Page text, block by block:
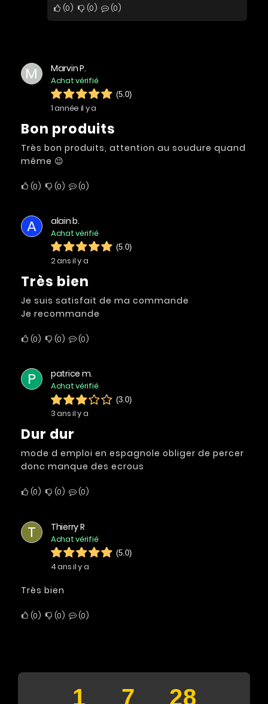
0 0 0
M Marvin P.
Achat vérifié
(5.0)
1 année il y a
Bon produits
Très bon produits, attention au soudure quand
même 😉
0 0 0
A alain b.
Achat vérifié
(5.0)
2 ans il y a
Très bien
Je suis satisfait de ma commande
Je recommande
0 0 0
P patrice m.
Achat vérifié
(3.0)
3 ans il y a
dur dur
mode d emploi en espagnole obliger de percer
donc manque des ecrous
0 0 0
T Thierry R
Achat vérifié
(5.0)
4 ans il y a
Très bien
0 0 0
1 7 28